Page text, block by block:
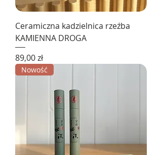
Ceramiczna kadzielnica rzeźba
KAMIENNA DROGA
Cena
89,00 zł
Nowość